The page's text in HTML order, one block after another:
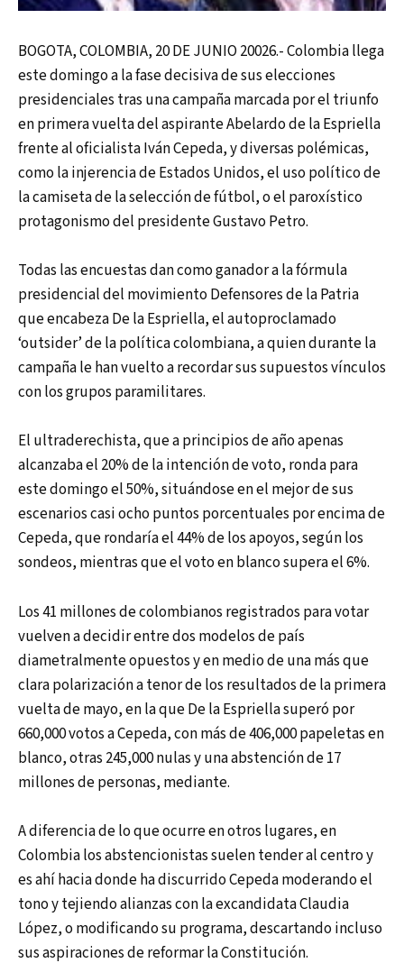
BOGOTA, COLOMBIA, 20 DE JUNIO 20026.- Colombia llega
este domingo a la fase decisiva de sus elecciones
presidenciales tras una campaña marcada por el triunfo
en primera vuelta del aspirante Abelardo de la Espriella
frente al oficialista Iván Cepeda, y diversas polémicas,
como la injerencia de Estados Unidos, el uso político de
la camiseta de la selección de fútbol, o el paroxístico
protagonismo del presidente Gustavo Petro.
Todas las encuestas dan como ganador a la fórmula
presidencial del movimiento Defensores de la Patria
que encabeza De la Espriella, el autoproclamado
‘outsider’ de la política colombiana, a quien durante la
campaña le han vuelto a recordar sus supuestos vínculos
con los grupos paramilitares.
El ultraderechista, que a principios de año apenas
alcanzaba el 20% de la intención de voto, ronda para
este domingo el 50%, situándose en el mejor de sus
escenarios casi ocho puntos porcentuales por encima de
Cepeda, que rondaría el 44% de los apoyos, según los
sondeos, mientras que el voto en blanco supera el 6%.
Los 41 millones de colombianos registrados para votar
vuelven a decidir entre dos modelos de país
diametralmente opuestos y en medio de una más que
clara polarización a tenor de los resultados de la primera
vuelta de mayo, en la que De la Espriella superó por
660,000 votos a Cepeda, con más de 406,000 papeletas en
blanco, otras 245,000 nulas y una abstención de 17
millones de personas, mediante.
A diferencia de lo que ocurre en otros lugares, en
Colombia los abstencionistas suelen tender al centro y
es ahí hacia donde ha discurrido Cepeda moderando el
tono y tejiendo alianzas con la excandidata Claudia
López, o modificando su programa, descartando incluso
sus aspiraciones de reformar la Constitución.